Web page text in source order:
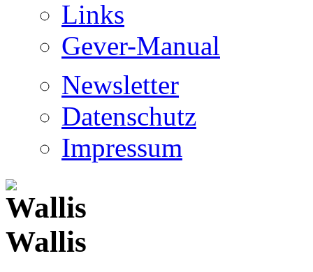
Links
Gever-Manual
Newsletter
Datenschutz
Impressum
Wallis